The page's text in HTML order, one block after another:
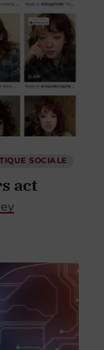
SOCIALE
act